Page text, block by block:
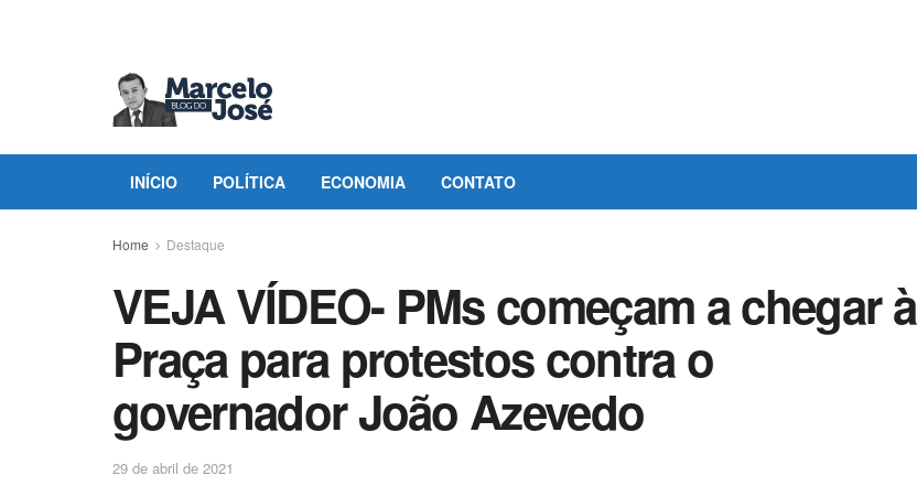
INÍCIO POLÍTICA ECONOMIA CONTATO
Home Destaque
VEJA VÍDEO- PMs começam a chegar à
Praça para protestos contra o
governador João Azevedo
29 de abril de 2021